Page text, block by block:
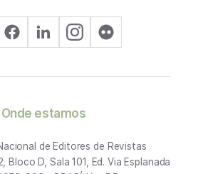
Onde estamos
de Editores de Revistas
Bloco D, Sala 101, Ed. Via Esplanada